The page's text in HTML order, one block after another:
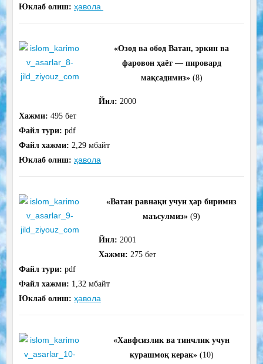
Юклаб олиш: ҳавола
«Озод ва обод Ватан, эркин ва
фаровон ҳаёт — пировард
мақсадимиз» (8)
Йил: 2000
Хажми: 495бет
Файл тури: pdf
Файл хажми: 2,29 мбайт
Юклаб олиш: ҳавола
«Ватан равнақи учун ҳар биримиз
маъсулмиз» (9)
Йил: 2001
Хажми: 275бет
Файл тури: pdf
Файл хажми: 1,32 мбайт
Юклаб олиш: ҳавола
«Хавфсизлик ва тинчлик учун
курашмоқ керак» (10)